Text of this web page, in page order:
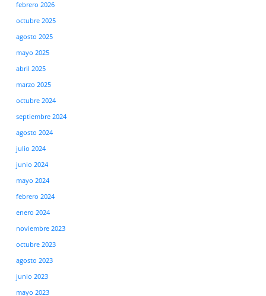
febrero 2026
octubre 2025
agosto 2025
mayo 2025
abril 2025
marzo 2025
octubre 2024
septiembre 2024
agosto 2024
julio 2024
junio 2024
mayo 2024
febrero 2024
enero 2024
noviembre 2023
octubre 2023
agosto 2023
junio 2023
mayo 2023